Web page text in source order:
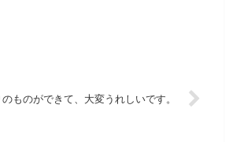
ものができて、大変うれしいです。